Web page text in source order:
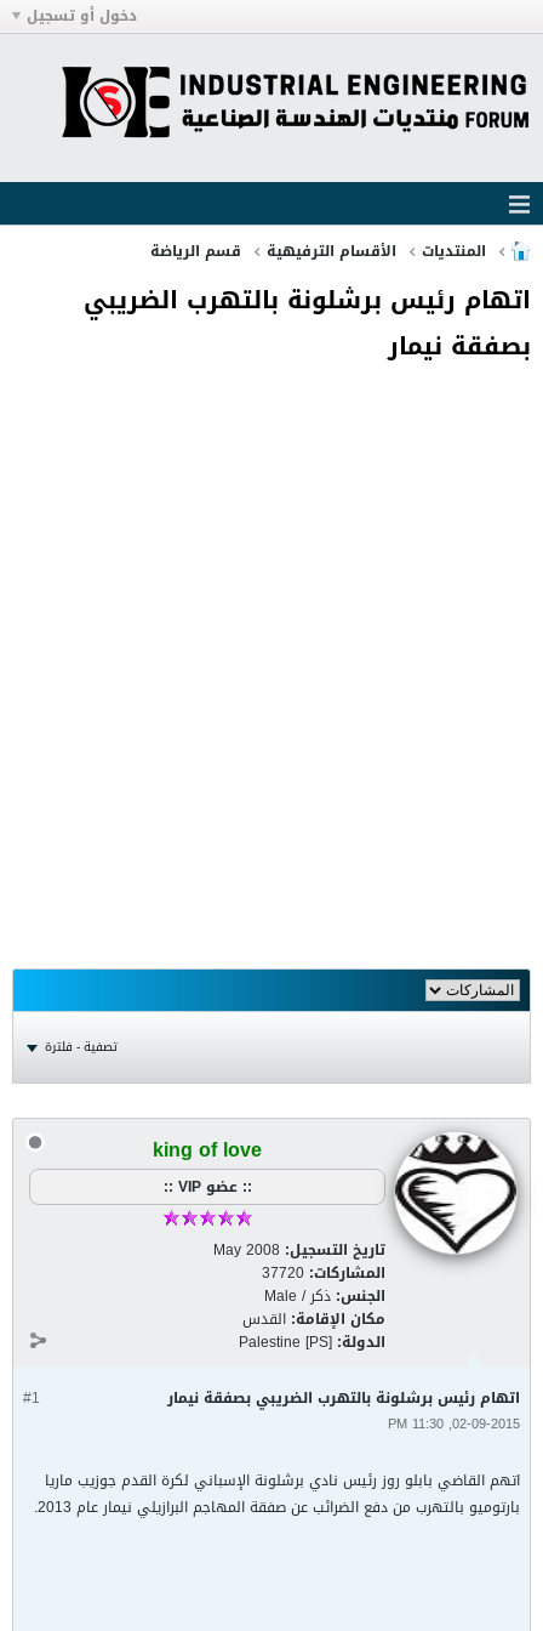
دخول أو تسجيل
المنتديات الأقسام الترفيهية قسم الرياضة
اتهام رئيس برشلونة بالتهرب الضريبي
بصفقة نيمار
تصفية - فلترة
king of love
:: عضو VIP ::
تاريخ التسجيل: May 2008
المشاركات: 37720
الجنس: ذكر / Male
مكان الإقامة: القدس
الدولة: Palestine [PS]
#1 اتهام رئيس برشلونة بالتهرب الضريبي بصفقة نيمار
02-09-2015, 11:30 PM
اتهم القاضي بابلو روز رئيس نادي برشلونة الإسباني لكرة القدم جوزيب ماريا
بارتوميو بالتهرب من دفع الضرائب عن صفقة المهاجم البرازيلي نيمار عام 2013.